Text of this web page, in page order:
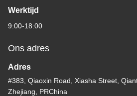
Werktijd
9:00-18:00
Ons adres
Adres
#383, Qiaoxin Road, Xiasha Street,
Zhejiang, PRChina